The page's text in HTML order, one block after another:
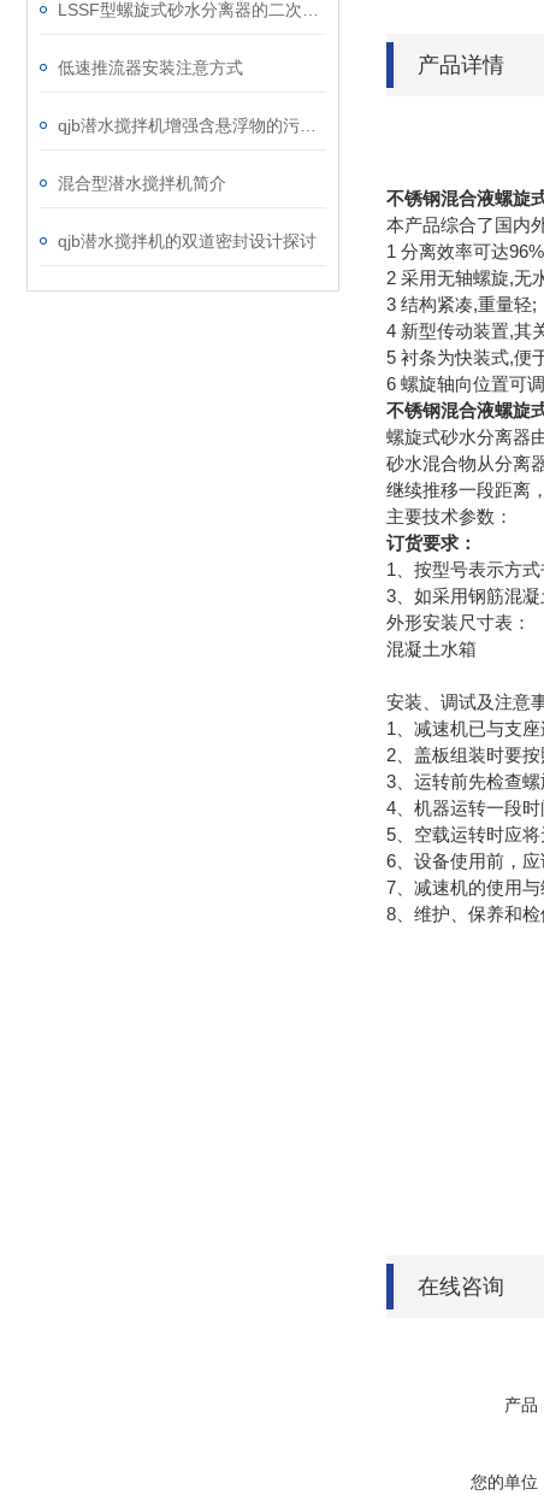
低速推流器安装注意方式
混合型潜水搅拌机简介
qjb潜水搅拌机的双道密封设计探讨
产品详情
不锈钢混合液螺旋
本产品综合了国内
1 分离效率可达
2 采用无轴螺旋,无
3 结构紧凑,重量轻;
4 新型传动装置,其
5 衬条为快装式,便
6 螺旋轴向位置可
不锈钢混合液螺旋
螺旋式砂水分离器
砂水混合物从分离
继续推移一段距离
主要技术参数：
订货要求：
1、按型号表示方
3、如采用钢筋混
外形安装尺寸表：
混凝土水箱
安装、调试及注意
1、减速机已与支
2、盖板组装时要
3、运转前先检查螺
4、机器运转一段
5、空载运转时应
6、设备使用前，
7、减速机的使用
8、维护、保养和检
在线咨询
产品
您的单位